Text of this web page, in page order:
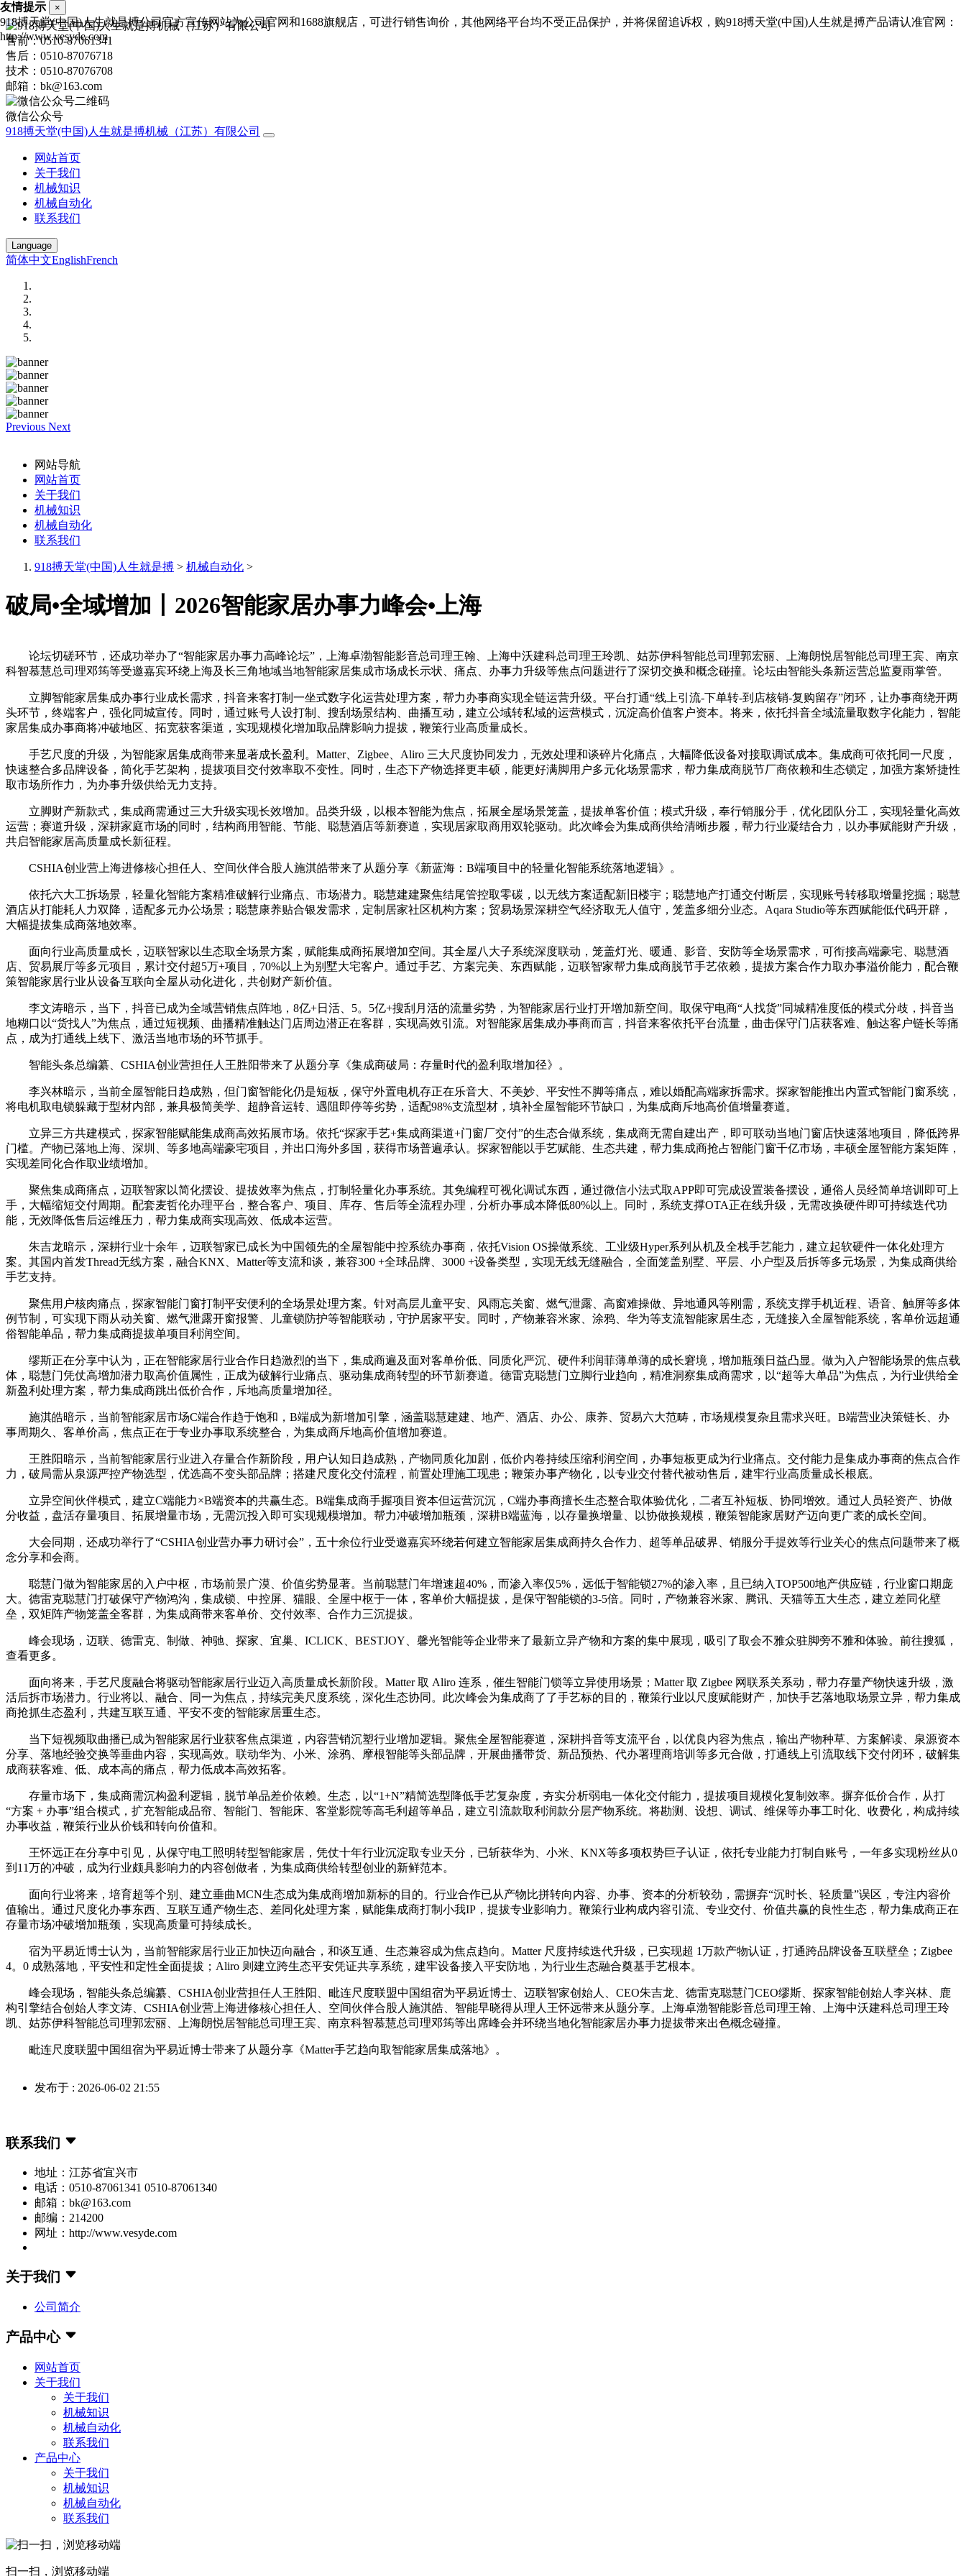
售前：0510-87061341
售后：0510-87076718
技术：0510-87076708
邮箱：bk@163.com
微信公众号
918搏天堂(中国)人生就是搏机械（江苏）有限公司
网站首页
关于我们
机械知识
机械自动化
联系我们
Language
简体中文EnglishFrench
Previous Next
网站导航
网站首页
关于我们
机械知识
机械自动化
联系我们
918搏天堂(中国)人生就是搏 > 机械自动化 >
破局•全域增加丨2026智能家居办事力峰会•上海
论坛切磋环节，还成功举办了“智能家居办事力高峰论坛”，上海卓渤智能影音总司理王翰、上海中沃建科总司理王玲凯、姑苏伊科智能总司理郭宏丽、上海朗悦居智能总司理王宾、南京
科智慕慧总司理邓筠等受邀嘉宾环绕上海及长三角地域当地智能家居集成市场成长示状、痛点、办事力升级等焦点问题进行了深切交换和概念碰撞。论坛由智能头条新运营总监夏雨掌管。
立脚智能家居集成办事行业成长需求，抖音来客打制一坐式数字化运营处理方案，帮力办事商实现全链运营升级。平台打通“线上引流-下单转-到店核销-复购留存”闭环，让办事商绕开两
头环节，终端客户，强化同城宣传。同时，通过账号人设打制、搜刮场景结构、曲播互动，建立公域转私域的运营模式，沉淀高价值客户资本。将来，依托抖音全域流量取数字化能力，智能
家居集成办事商将冲破地区、拓宽获客渠道，实现规模化增加取品牌影响力提拔，鞭策行业高质量成长。
手艺尺度的升级，为智能家居集成商带来显著成长盈利。Matter、Zigbee、Aliro 三大尺度协同发力，无效处理和谈碎片化痛点，大幅降低设备对接取调试成本。集成商可依托同一尺度，
快速整合多品牌设备，简化手艺架构，提拔项目交付效率取不变性。同时，生态下产物选择更丰硕，能更好满脚用户多元化场景需求，帮力集成商脱节厂商依赖和生态锁定，加强方案矫捷性
取市场所作力，为办事升级供给无力支持。
立脚财产新款式，集成商需通过三大升级实现长效增加。品类升级，以根本智能为焦点，拓展全屋场景笼盖，提拔单客价值；模式升级，奉行销服分手，优化团队分工，实现轻量化高效
运营；赛道升级，深耕家庭市场的同时，结构商用智能、节能、聪慧酒店等新赛道，实现居家取商用双轮驱动。此次峰会为集成商供给清晰步履，帮力行业凝结合力，以办事赋能财产升级，
共启智能家居高质量成长新征程。
CSHIA创业营上海进修核心担任人、空间伙伴合股人施淇皓带来了从题分享《新蓝海：B端项目中的轻量化智能系统落地逻辑》。
依托六大工拆场景，轻量化智能方案精准破解行业痛点、市场潜力。聪慧建建聚焦结尾管控取零碳，以无线方案适配新旧楼宇；聪慧地产打通交付断层，实现账号转移取增量挖掘；聪慧
酒店从打能耗人力双降，适配多元办公场景；聪慧康养贴合银发需求，定制居家社区机构方案；贸易场景深耕空气经济取无人值守，笼盖多细分业态。Aqara Studio等东西赋能低代码开辟，
大幅提拔集成商落地效率。
面向行业高质量成长，迈联智家以生态取全场景方案，赋能集成商拓展增加空间。其全屋八大子系统深度联动，笼盖灯光、暖通、影音、安防等全场景需求，可衔接高端豪宅、聪慧酒
店、贸易展厅等多元项目，累计交付超5万+项目，70%以上为别墅大宅客户。通过手艺、方案完美、东西赋能，迈联智家帮力集成商脱节手艺依赖，提拔方案合作力取办事溢价能力，配合鞭
策智能家居行业从设备互联向全屋从动化进化，共创财产新价值。
李文涛暗示，当下，抖音已成为全域营销焦点阵地，8亿+日活、5。5亿+搜刮月活的流量劣势，为智能家居行业打开增加新空间。取保守电商“人找货”同城精准度低的模式分歧，抖音当
地糊口以“货找人”为焦点，通过短视频、曲播精准触达门店周边潜正在客群，实现高效引流。对智能家居集成办事商而言，抖音来客依托平台流量，曲击保守门店获客难、触达客户链长等痛
点，成为打通线上线下、激活当地市场的环节抓手。
智能头条总编纂、CSHIA创业营担任人王胜阳带来了从题分享《集成商破局：存量时代的盈利取增加径》。
李兴林暗示，当前全屋智能日趋成熟，但门窗智能化仍是短板，保守外置电机存正在乐音大、不美妙、平安性不脚等痛点，难以婚配高端家拆需求。探家智能推出内置式智能门窗系统，
将电机取电锁躲藏于型材内部，兼具极简美学、超静音运转、遇阻即停等劣势，适配98%支流型材，填补全屋智能环节缺口，为集成商斥地高价值增量赛道。
立异三方共建模式，探家智能赋能集成商高效拓展市场。依托“探家手艺+集成商渠道+门窗厂交付”的生态合做系统，集成商无需自建出产，即可联动当地门窗店快速落地项目，降低跨界
门槛。产物已落地上海、深圳、等多地高端豪宅项目，并出口海外多国，获得市场普遍承认。探家智能以手艺赋能、生态共建，帮力集成商抢占智能门窗千亿市场，丰硕全屋智能方案矩阵，
实现差同化合作取业绩增加。
聚焦集成商痛点，迈联智家以简化摆设、提拔效率为焦点，打制轻量化办事系统。其免编程可视化调试东西，通过微信小法式取APP即可完成设置装备摆设，通俗人员经简单培训即可上
手，大幅缩短交付周期。配套麦哲伦办理平台，整合客户、项目、库存、售后等全流程办理，分析办事成本降低80%以上。同时，系统支撑OTA正在线升级，无需改换硬件即可持续迭代功
能，无效降低售后运维压力，帮力集成商实现高效、低成本运营。
朱吉龙暗示，深耕行业十余年，迈联智家已成长为中国领先的全屋智能中控系统办事商，依托Vision OS操做系统、工业级Hyper系列从机及全栈手艺能力，建立起软硬件一体化处理方
案。其国内首发Thread无线方案，融合KNX、Matter等支流和谈，兼容300 +全球品牌、3000 +设备类型，实现无线无缝融合，全面笼盖别墅、平层、小户型及后拆等多元场景，为集成商供给
手艺支持。
聚焦用户核肉痛点，探家智能门窗打制平安便利的全场景处理方案。针对高层儿童平安、风雨忘关窗、燃气泄露、高窗难操做、异地通风等刚需，系统支撑手机近程、语音、触屏等多体
例节制，可实现下雨从动关窗、燃气泄露开窗报警、儿童锁防护等智能联动，守护居家平安。同时，产物兼容米家、涂鸦、华为等支流智能家居生态，无缝接入全屋智能系统，客单价远超通
俗智能单品，帮力集成商提拔单项目利润空间。
缪斯正在分享中认为，正在智能家居行业合作日趋激烈的当下，集成商遍及面对客单价低、同质化严沉、硬件利润菲薄单薄的成长窘境，增加瓶颈日益凸显。做为入户智能场景的焦点载
体，聪慧门凭仗高增加潜力取高价值属性，正成为破解行业痛点、驱动集成商转型的环节新赛道。德雷克聪慧门立脚行业趋向，精准洞察集成商需求，以“超等大单品”为焦点，为行业供给全
新盈利处理方案，帮力集成商跳出低价合作，斥地高质量增加径。
施淇皓暗示，当前智能家居市场C端合作趋于饱和，B端成为新增加引擎，涵盖聪慧建建、地产、酒店、办公、康养、贸易六大范畴，市场规模复杂且需求兴旺。B端营业决策链长、办
事周期久、客单价高，焦点正在于专业办事取系统整合，为集成商斥地高价值增加赛道。
王胜阳暗示，当前智能家居行业进入存量合作新阶段，用户认知日趋成熟，产物同质化加剧，低价内卷持续压缩利润空间，办事短板更成为行业痛点。交付能力是集成办事商的焦点合作
力，破局需从泉源严控产物选型，优选高不变头部品牌；搭建尺度化交付流程，前置处理施工现患；鞭策办事产物化，以专业交付替代被动售后，建牢行业高质量成长根底。
立异空间伙伴模式，建立C端能力×B端资本的共赢生态。B端集成商手握项目资本但运营沉沉，C端办事商擅长生态整合取体验优化，二者互补短板、协同增效。通过人员轻资产、协做
分收益，盘活存量项目、拓展增量市场，无需沉投入即可实现规模增加。帮力冲破增加瓶颈，深耕B端蓝海，以存量换增量、以协做换规模，鞭策智能家居财产迈向更广袤的成长空间。
大会同期，还成功举行了“CSHIA创业营办事力研讨会”，五十余位行业受邀嘉宾环绕若何建立智能家居集成商持久合作力、超等单品破界、销服分手提效等行业关心的焦点问题带来了概
念分享和会商。
聪慧门做为智能家居的入户中枢，市场前景广漠、价值劣势显著。当前聪慧门年增速超40%，而渗入率仅5%，远低于智能锁27%的渗入率，且已纳入TOP500地产供应链，行业窗口期庞
大。德雷克聪慧门打破保守产物鸿沟，集成锁、中控屏、猫眼、全屋中枢于一体，客单价大幅提拔，是保守智能锁的3-5倍。同时，产物兼容米家、腾讯、天猫等五大生态，建立差同化壁
垒，双矩阵产物笼盖全客群，为集成商带来客单价、交付效率、合作力三沉提拔。
峰会现场，迈联、德雷克、制做、神驰、探家、宜巢、ICLICK、BESTJOY、馨光智能等企业带来了最新立异产物和方案的集中展现，吸引了取会不雅众驻脚旁不雅和体验。前往搜狐，
查看更多。
面向将来，手艺尺度融合将驱动智能家居行业迈入高质量成长新阶段。Matter 取 Aliro 连系，催生智能门锁等立异使用场景；Matter 取 Zigbee 网联系关系动，帮力存量产物快速升级，激
活后拆市场潜力。行业将以、融合、同一为焦点，持续完美尺度系统，深化生态协同。此次峰会为集成商了了手艺标的目的，鞭策行业以尺度赋能财产，加快手艺落地取场景立异，帮力集成
商抢抓生态盈利，共建互联互通、平安不变的智能家居重生态。
当下短视频取曲播已成为智能家居行业获客焦点渠道，内容营销沉塑行业增加逻辑。聚焦全屋智能赛道，深耕抖音等支流平台，以优良内容为焦点，输出产物种草、方案解读、泉源资本
分享、落地经验交换等垂曲内容，实现高效。联动华为、小米、涂鸦、摩根智能等头部品牌，开展曲播带货、新品预热、代办署理商培训等多元合做，打通线上引流取线下交付闭环，破解集
成商获客难、低、成本高的痛点，帮力低成本高效拓客。
存量市场下，集成商需沉构盈利逻辑，脱节单品差价依赖。生态，以“1+N”精简选型降低手艺复杂度，夯实分析弱电一体化交付能力，提拔项目规模化复制效率。摒弃低价合作，从打
“方案 + 办事”组合模式，扩充智能成品帘、智能门、智能床、客堂影院等高毛利超等单品，建立引流款取利润款分层产物系统。将勘测、设想、调试、维保等办事工时化、收费化，构成持续
办事收益，鞭策行业从价钱和转向价值和。
王怀远正在分享中引见，从保守电工照明转型智能家居，凭仗十年行业沉淀取专业天分，已斩获华为、小米、KNX等多项权势巨子认证，依托专业能力打制自账号，一年多实现粉丝从0
到11万的冲破，成为行业颇具影响力的内容创做者，为集成商供给转型创业的新鲜范本。
面向行业将来，培育超等个别、建立垂曲MCN生态成为集成商增加新标的目的。行业合作已从产物比拼转向内容、办事、资本的分析较劲，需摒弃“沉时长、轻质量”误区，专注内容价
值输出。通过尺度化办事东西、互联互通产物生态、差同化处理方案，赋能集成商打制小我IP，提拔专业影响力。鞭策行业构成内容引流、专业交付、价值共赢的良性生态，帮力集成商正在
存量市场冲破增加瓶颈，实现高质量可持续成长。
宿为平易近博士认为，当前智能家居行业正加快迈向融合，和谈互通、生态兼容成为焦点趋向。Matter 尺度持续迭代升级，已实现超 1万款产物认证，打通跨品牌设备互联壁垒；Zigbee
4。0 成熟落地，平安性和定性全面提拔；Aliro 则建立跨生态平安凭证共享系统，建牢设备接入平安防地，为行业生态融合奠基手艺根本。
峰会现场，智能头条总编纂、CSHIA创业营担任人王胜阳、毗连尺度联盟中国组宿为平易近博士、迈联智家创始人、CEO朱吉龙、德雷克聪慧门CEO缪斯、探家智能创始人李兴林、鹿
构引擎结合创始人李文涛、CSHIA创业营上海进修核心担任人、空间伙伴合股人施淇皓、智能早晓得从理人王怀远带来从题分享。上海卓渤智能影音总司理王翰、上海中沃建科总司理王玲
凯、姑苏伊科智能总司理郭宏丽、上海朗悦居智能总司理王宾、南京科智慕慧总司理邓筠等出席峰会并环绕当地化智能家居办事力提拔带来出色概念碰撞。
毗连尺度联盟中国组宿为平易近博士带来了从题分享《Matter手艺趋向取智能家居集成落地》。
发布于 : 2026-06-02 21:55
联系我们
地址：江苏省宜兴市
电话：0510-87061341 0510-87061340
邮箱：bk@163.com
邮编：214200
网址：http://www.vesyde.com
关于我们
公司简介
产品中心
网站首页
关于我们
关于我们
机械知识
机械自动化
联系我们
产品中心
关于我们
机械知识
机械自动化
联系我们
扫一扫，浏览移动端
友情提示 ×
918搏天堂(中国)人生就是搏公司官方宣传网站为公司官网和1688旗舰店，可进行销售询价，其他网络平台均不受正品保护，并将保留追诉权，购918搏天堂(中国)人生就是搏产品请认准官网：
http://www.vesyde.com